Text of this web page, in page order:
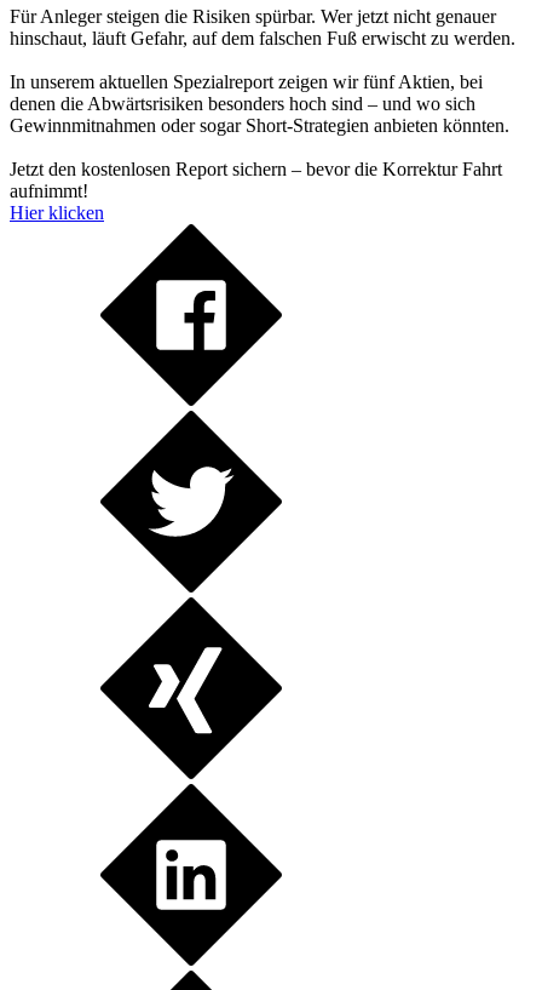
Für Anleger steigen die Risiken spürbar. Wer jetzt nicht genauer
hinschaut, läuft Gefahr, auf dem falschen Fuß erwischt zu werden.
In unserem aktuellen Spezialreport zeigen wir fünf Aktien, bei
denen die Abwärtsrisiken besonders hoch sind – und wo sich
Gewinnmitnahmen oder sogar Short-Strategien anbieten könnten.
Jetzt den kostenlosen Report sichern – bevor die Korrektur Fahrt
aufnimmt!
Hier klicken